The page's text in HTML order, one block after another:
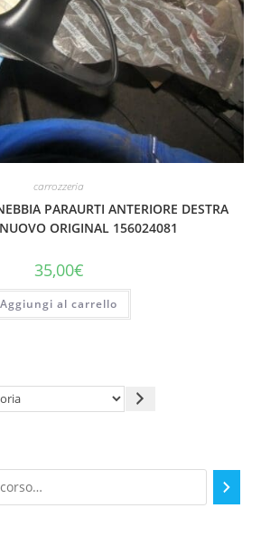
carrozzeria
PARAURTI ANTERIORE DESTRA
ORIGINAL 156024081
35,00€
Aggiungi al carrello